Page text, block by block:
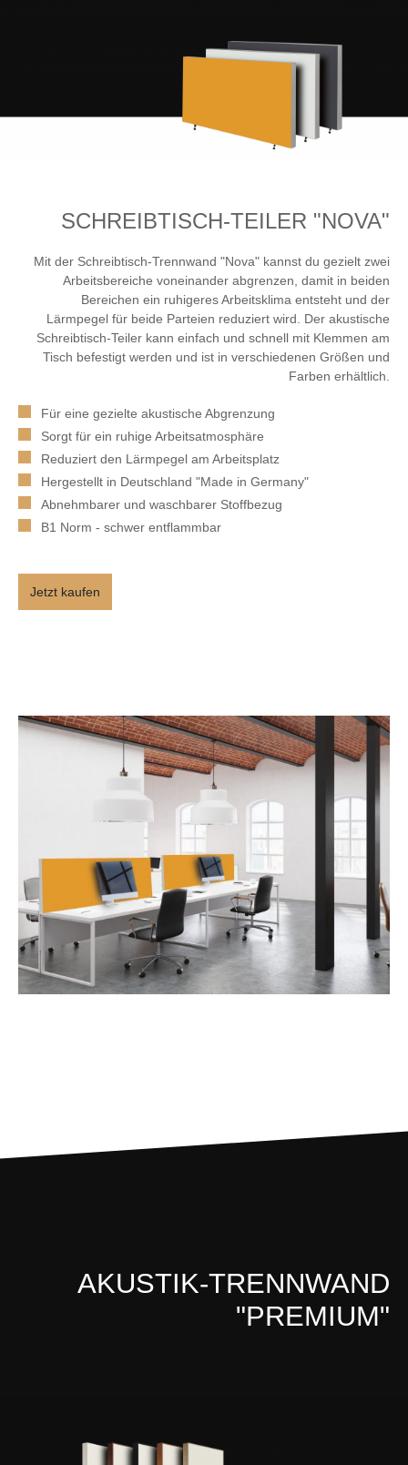
SCHREIBTISCH-TEILER "NOVA"
Mit der Schreibtisch-Trennwand "Nova" kannst du gezielt zwei
Arbeitsbereiche voneinander abgrenzen, damit in beiden
Bereichen ein ruhigeres Arbeitsklima entsteht und der
Lärmpegel für beide Parteien reduziert wird. Der akustische
Schreibtisch-Teiler kann einfach und schnell mit Klemmen am
Tisch befestigt werden und ist in verschiedenen Größen und
Farben erhältlich.
Für eine gezielte akustische Abgrenzung
Sorgt für ein ruhige Arbeitsatmosphäre
Reduziert den Lärmpegel am Arbeitsplatz
Hergestellt in Deutschland "Made in Germany"
Abnehmbarer und waschbarer Stoffbezug
B1 Norm - schwer entflammbar
Jetzt kaufen
AKUSTIK-TRENNWAND
"PREMIUM"